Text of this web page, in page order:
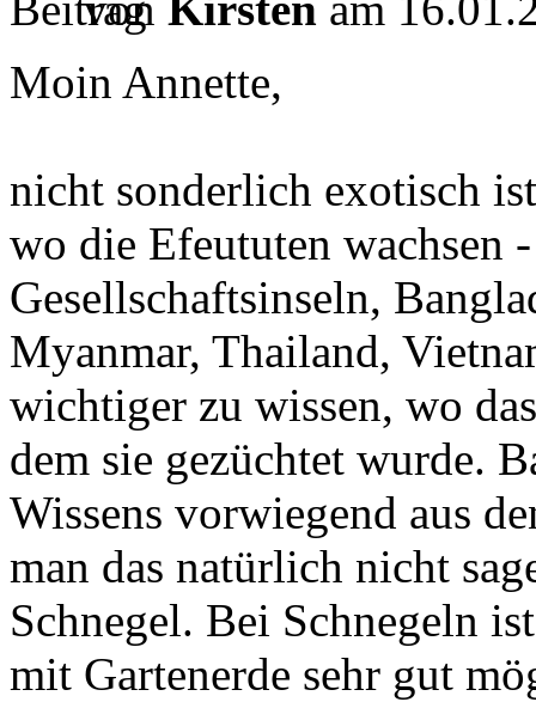
Moin Annette,
nicht sonderlich exotisch
wo die Efeututen wachsen
Gesellschaftsinseln,
Myanmar, Thailand,
wichtiger zu wissen, wo
dem sie gezüchtet wurde.
Wissens vorwiegend aus
man das natürlich nicht
Schnegel. Bei Schnegeln
mit Gartenerde sehr gut